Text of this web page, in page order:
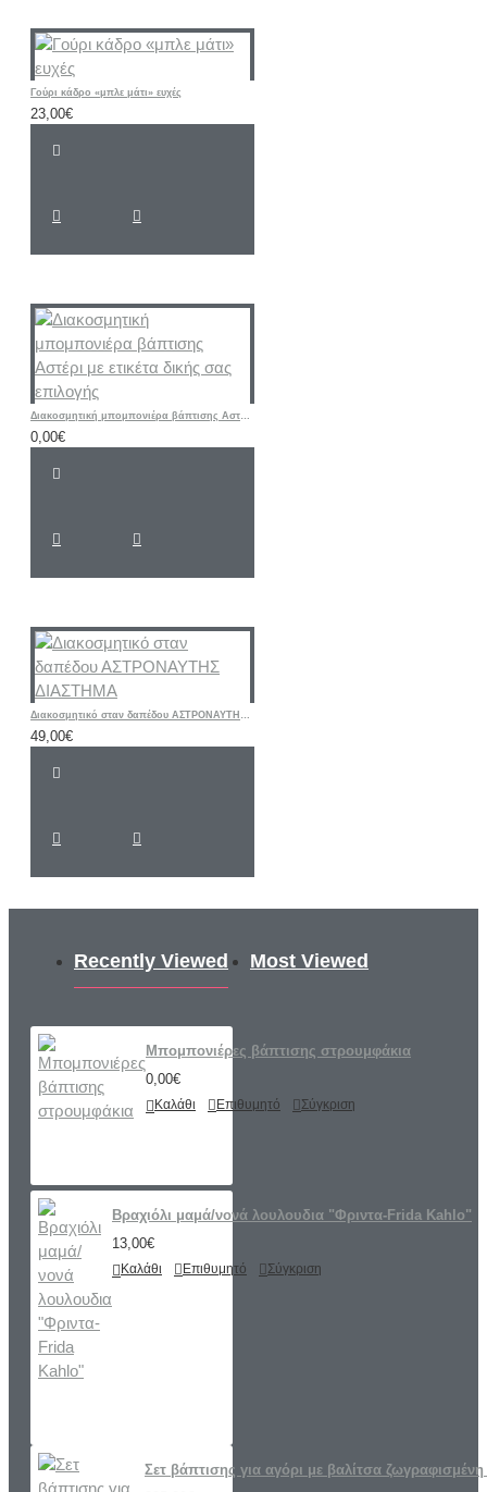
Γούρι κάδρο «μπλε μάτι» ευχές
23,00€
Διακοσμητική μπομπονιέρα βάπτισης Αστέρι με ετικέτα δικής σας επιλογής
0,00€
Διακοσμητικό σταν δαπέδου ΑΣΤΡΟΝΑΥΤΗΣ ΔΙΑΣΤΗΜΑ
49,00€
Recently Viewed Most Viewed
Μπομπονιέρες βάπτισης στρουμφάκια
0,00€
Καλάθι Επιθυμητό Σύγκριση
Βραχιόλι μαμά/νονά λουλουδια "Φριντα-Frida Kahlo"
13,00€
Καλάθι Επιθυμητό Σύγκριση
Σετ βάπτισης για αγόρι με βαλίτσα